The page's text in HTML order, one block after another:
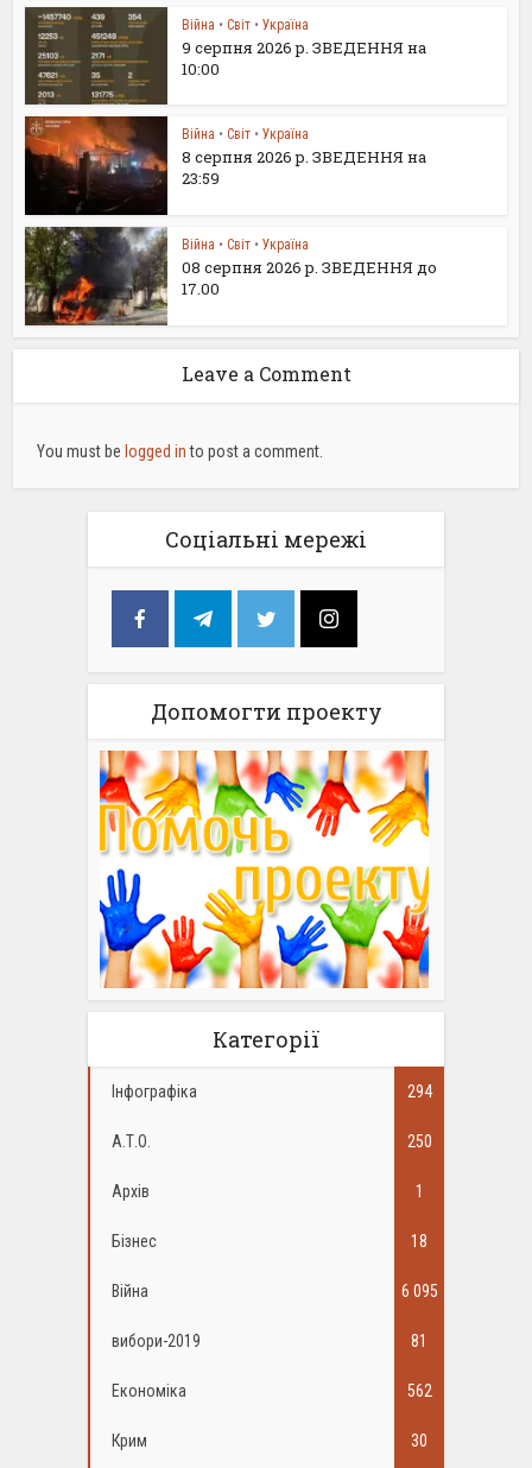
Війна • Світ • Україна
9 серпня 2026 р. ЗВЕДЕННЯ на
10:00
Війна • Світ • Україна
8 серпня 2026 р. ЗВЕДЕННЯ на
23:59
Війна • Світ • Україна
08 серпня 2026 р. ЗВЕДЕННЯ до
17.00
Leave a Comment
You must be logged into post a comment.
Соціальні мережі
Допомогти проекту
Категорії
Інфографіка 294
А.Т.О. 250
Архів 1
Бізнес 18
Війна 6 095
вибори-2019 81
Економіка 562
Крим 30